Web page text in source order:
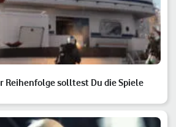
Reihenfolge solltest Du die Spiele